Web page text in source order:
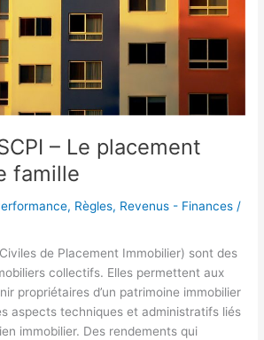
– Le placement
famille
, Règles, Revenus - Finances /
de Placement Immobilier) sont des
collectifs. Elles permettent aux
propriétaires d’un patrimoine immobilier
aspects techniques et administratifs liés
immobilier. Des rendements qui